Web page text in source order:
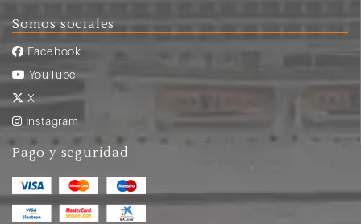
Somos sociales
Facebook
YouTube
X
Instagram
Pago y seguridad